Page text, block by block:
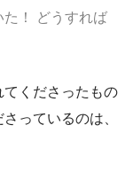
！ どうすれば
くださったもの
っているのは、